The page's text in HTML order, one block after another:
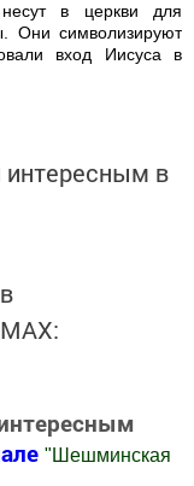
в церкви для
Они символизируют
вход Иисуса в
в
" Шешминская